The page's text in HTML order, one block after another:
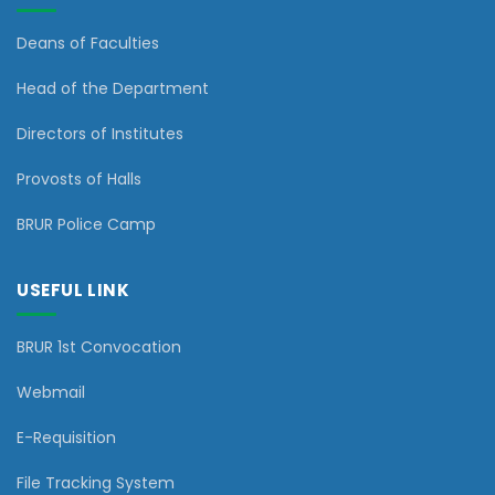
Deans of Faculties
Head of the Department
Directors of Institutes
Provosts of Halls
BRUR Police Camp
USEFUL LINK
BRUR 1st Convocation
Webmail
E-Requisition
File Tracking System